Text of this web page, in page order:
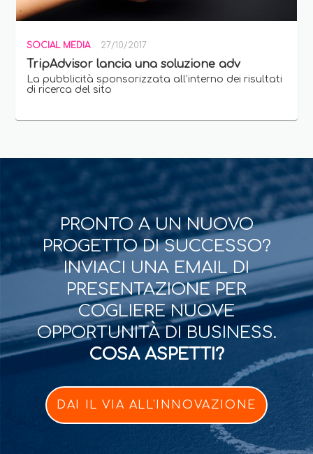
SOCIAL MEDIA 27/10/2017
TripAdvisor lancia una soluzione adv
La pubblicità sponsorizzata all’interno dei risultati
di ricerca del sito
PRONTO A UN NUOVO
PROGETTO DI SUCCESSO?
INVIACI UNA EMAIL DI
PRESENTAZIONE PER
COGLIERE NUOVE
OPPORTUNITÀ DI BUSINESS.
COSA ASPETTI?
DAI IL VIA ALL'INNOVAZIONE